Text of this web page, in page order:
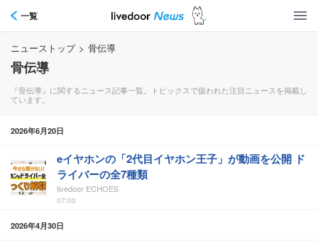
一覧
ニューストップ > 骨伝導
骨伝導
『骨伝導』に関するニュース記事一覧。トピックスで扱われた注目ニュースを掲載し
ています。
2026年6月20日
eイヤホンの「2代目イヤホン王子」が動画を公開 ド
ライバーの全7種類
livedoor ECHOES
07:00
2026年4月30日